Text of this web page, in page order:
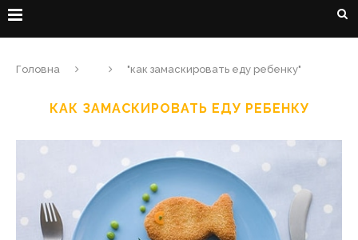
Головна "как замаскировать еду ребенку"
КАК ЗАМАСКИРОВАТЬ ЕДУ РЕБЕНКУ